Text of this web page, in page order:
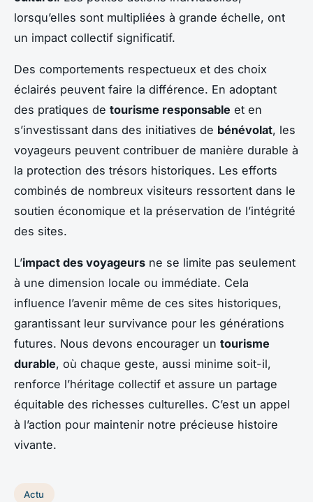
lorsqu’elles sont multipliées à grande échelle, ont
un impact collectif significatif.
Des comportements respectueux et des choix
éclairés peuvent faire la différence. En adoptant
des pratiques de tourisme responsable et en
s’investissant dans des initiatives de bénévolat, les
voyageurs peuvent contribuer de manière durable à
la protection des trésors historiques. Les efforts
combinés de nombreux visiteurs ressortent dans le
soutien économique et la préservation de l’intégrité
des sites.
L’impact des voyageurs ne se limite pas seulement
à une dimension locale ou immédiate. Cela
influence l’avenir même de ces sites historiques,
garantissant leur survivance pour les générations
futures. Nous devons encourager un tourisme
durable, où chaque geste, aussi minime soit-il,
renforce l’héritage collectif et assure un partage
équitable des richesses culturelles. C’est un appel
à l’action pour maintenir notre précieuse histoire
vivante.
Actu